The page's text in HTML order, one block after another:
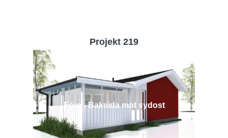
Projekt 219
Före - Baksida mot sydost